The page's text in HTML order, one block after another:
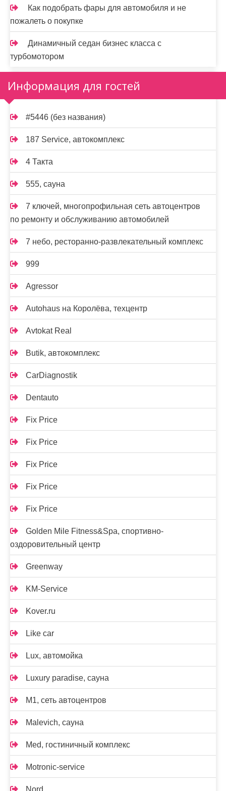
Как подобрать фары для автомобиля и не
пожалеть о покупке
Динамичный седан бизнес класса с
турбомотором
Информация для гостей
#5446 (без названия)
187 Service, автокомплекс
4 Такта
555, сауна
7 ключей, многопрофильная сеть автоцентров
по ремонту и обслуживанию автомобилей
7 небо, ресторанно-развлекательный комплекс
999
Agressor
Autohaus на Королёва, техцентр
Avtokat Real
Butik, автокомплекс
CarDiagnostik
Dentauto
Fix Price
Fix Price
Fix Price
Fix Price
Fix Price
Golden Mile Fitness&Spa, спортивно-
оздоровительный центр
Greenway
KM-Service
Kover.ru
Like car
Lux, автомойка
Luxury paradise, сауна
M1, сеть автоцентров
Malevich, сауна
Med, гостиничный комплекс
Motronic-service
Nord